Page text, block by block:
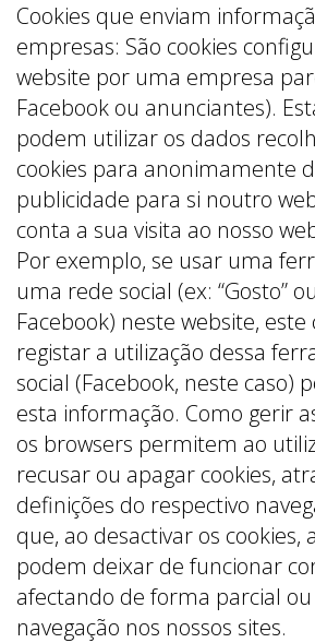
Cookies que enviam
empresas: São cookies
website por uma empresa
Facebook ou anunciantes).
podem utilizar os dados
cookies para anonimamente
publicidade para si noutro
conta a sua visita ao nosso
Por exemplo, se usar uma
uma rede social (ex: “Gosto”
Facebook) neste website, este
registar a utilização dessa
social (Facebook, neste caso)
esta informação. Como gerir
os browsers permitem ao
recusar ou apagar cookies,
definições do respectivo
que, ao desactivar os cookies,
podem deixar de funcionar
afectando de forma parcial
navegação nos nossos sites.